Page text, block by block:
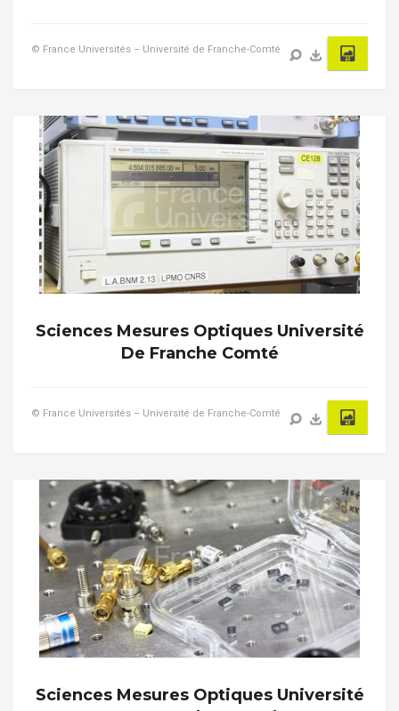
© France Universités – Université de Franche-Comté
Sciences Mesures Optiques Université
De Franche Comté
© France Universités – Université de Franche-Comté
Sciences Mesures Optiques Université